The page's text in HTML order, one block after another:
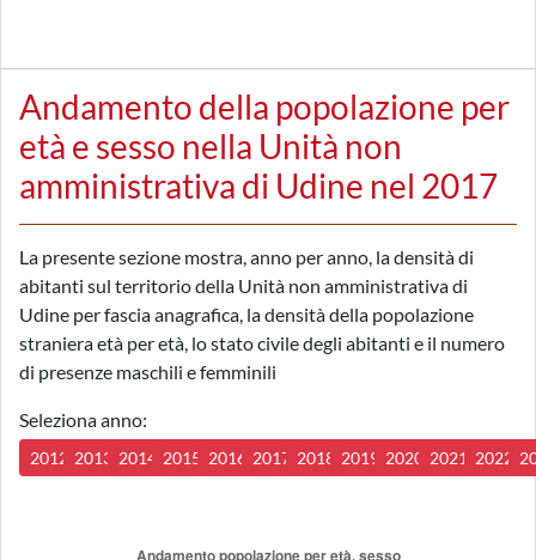
Andamento della popolazione per
età e sesso nella Unità non
amministrativa di Udine nel 2017
La presente sezione mostra, anno per anno, la densità di
abitanti sul territorio della Unità non amministrativa di
Udine per fascia anagrafica, la densità della popolazione
straniera età per età, lo stato civile degli abitanti e il numero
di presenze maschili e femminili
Seleziona anno:
2012 2013 2014 2015 2016 2017 2018 2019 2020 2021 2022